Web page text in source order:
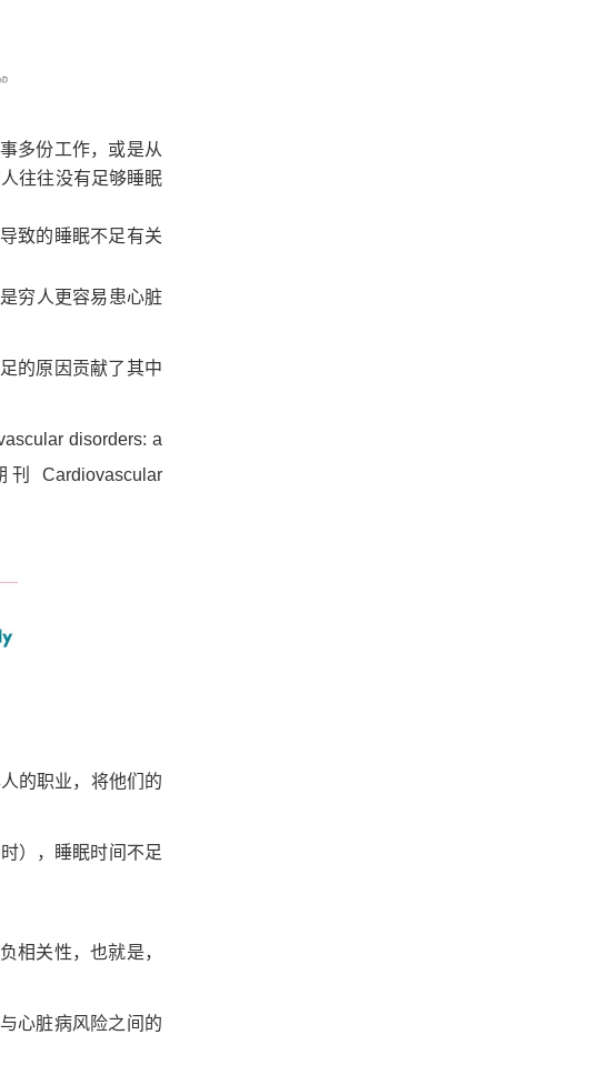
多份工作，或是从
往往没有足够睡眠
致的睡眠不足有关
穷人更容易患心脏
的原因贡献了其中
disorders: a
刊Cardiovascular
的职业，将他们的
） ，
睡眠时间不足
相关性，也就是，
心脏病风险之间的